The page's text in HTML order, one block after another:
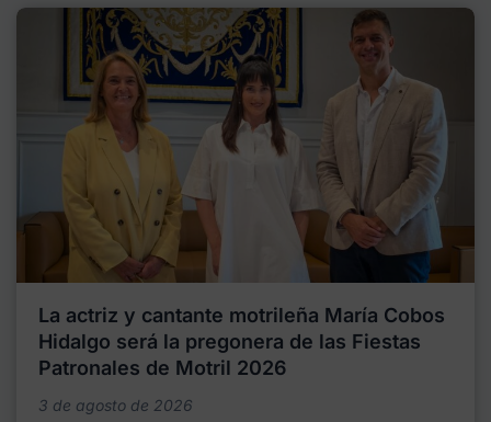
La actriz y cantante motrileña María Cobos
Hidalgo será la pregonera de las Fiestas
Patronales de Motril 2026
3 de agosto de 2026